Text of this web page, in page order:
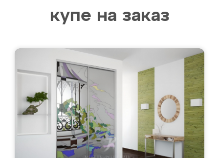
купе на заказ